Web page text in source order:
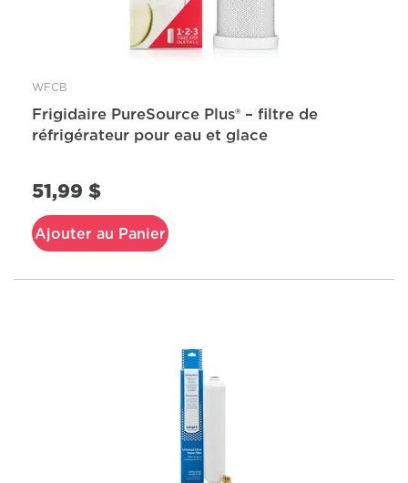
WFCB
Frigidaire PureSource Plus® – filtre de
réfrigérateur pour eau et glace
51,99 $
Ajouter au Panier